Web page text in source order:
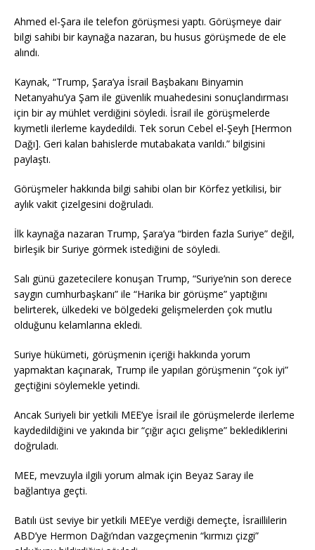
Ahmed el-Şara ile telefon görüşmesi yaptı. Görüşmeye dair
bilgi sahibi bir kaynağa nazaran, bu husus görüşmede de ele
alındı.
Kaynak, “Trump, Şara’ya İsrail Başbakanı Binyamin
Netanyahu’ya Şam ile güvenlik muahedesini sonuçlandırması
için bir ay mühlet verdiğini söyledi. İsrail ile görüşmelerde
kıymetli ilerleme kaydedildi. Tek sorun Cebel el-Şeyh [Hermon
Dağı]. Geri kalan bahislerde mutabakata varıldı.” bilgisini
paylaştı.
Görüşmeler hakkında bilgi sahibi olan bir Körfez yetkilisi, bir
aylık vakit çizelgesini doğruladı.
İlk kaynağa nazaran Trump, Şara’ya “birden fazla Suriye” değil,
birleşik bir Suriye görmek istediğini de söyledi.
Salı günü gazetecilere konuşan Trump, “Suriye’nin son derece
saygın cumhurbaşkanı” ile “Harika bir görüşme” yaptığını
belirterek, ülkedeki ve bölgedeki gelişmelerden çok mutlu
olduğunu kelamlarına ekledi.
Suriye hükümeti, görüşmenin içeriği hakkında yorum
yapmaktan kaçınarak, Trump ile yapılan görüşmenin “çok iyi”
geçtiğini söylemekle yetindi.
Ancak Suriyeli bir yetkili MEE’ye İsrail ile görüşmelerde ilerleme
kaydedildiğini ve yakında bir “çığır açıcı gelişme” beklediklerini
doğruladı.
MEE, mevzuyla ilgili yorum almak için Beyaz Saray ile
bağlantıya geçti.
Batılı üst seviye bir yetkili MEE’ye verdiği demeçte, İsraillilerin
ABD’ye Hermon Dağı’ndan vazgeçmenin “kırmızı çizgi”